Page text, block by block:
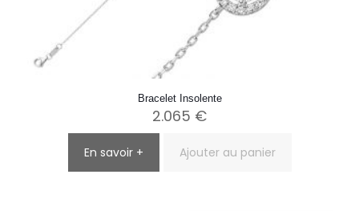
Bracelet Insolente
2.065 €
En savoir + Ajouter au panier